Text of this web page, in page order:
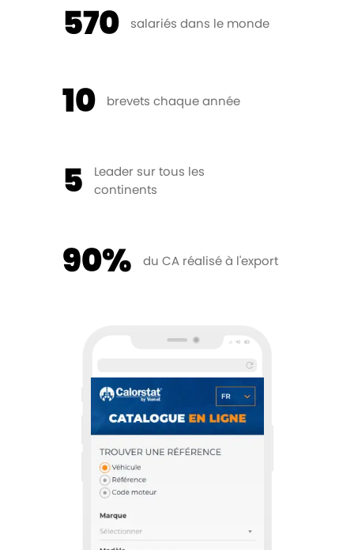
570 salariés dans le monde
10 brevets chaque année
5
Leader sur tous les
continents
90% du CA réalisé à l'export